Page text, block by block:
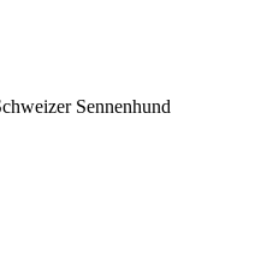
Sennenhund